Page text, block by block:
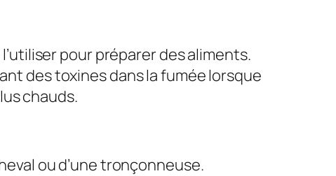
pour préparer des aliments.
des toxines dans la fumée lorsque
chauds.
ou d’une tronçonneuse.